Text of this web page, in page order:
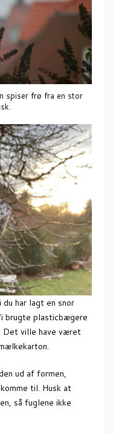
spiser frø fra en stor
har lagt en snor
brugte plasticbægere
Det ville have været
ud af formen,
til. Husk at
så fuglene ikke